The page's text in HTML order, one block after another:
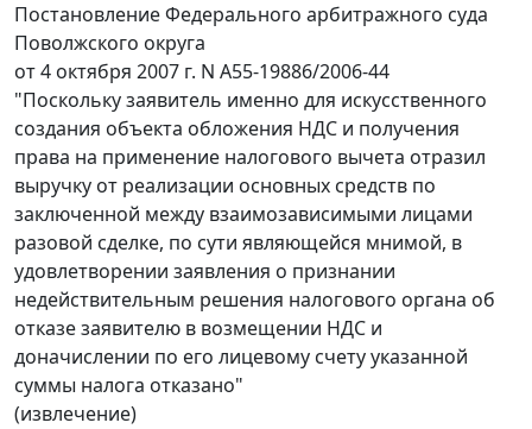
Постановление Федерального арбитражного суда
Поволжского округа
от 4 октября 2007 г. N А55-19886/2006-44
"Поскольку заявитель именно для искусственного
создания объекта обложения НДС и получения
права на применение налогового вычета отразил
выручку от реализации основных средств по
заключенной между взаимозависимыми лицами
разовой сделке, по сути являющейся мнимой, в
удовлетворении заявления о признании
недействительным решения налогового органа об
отказе заявителю в возмещении НДС и
доначислении по его лицевому счету указанной
суммы налога отказано"
(извлечение)